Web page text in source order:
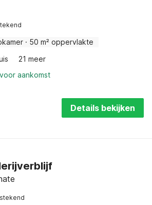
· 50 m² oppervlakte
21 meer
aankomst
Details bekijken